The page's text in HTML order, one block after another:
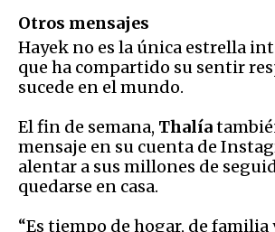
Otros mensajes
Hayek no es la única estrella
que ha compartido su sentir
sucede en el mundo.
El fin de semana, Thalía
mensaje en su cuenta de
alentar a sus millones de
quedarse en casa.
“Es tiempo de hogar, de familia